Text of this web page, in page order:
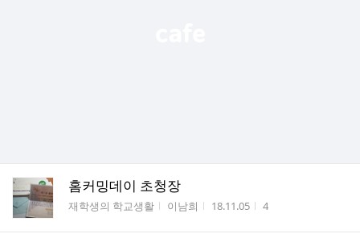
홈커밍데이 초청장
게시판명
재학생의 학교생활 작성자
이남희 작성시간
18.11.05 조회수
4